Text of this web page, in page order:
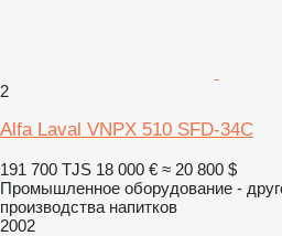
2
Alfa Laval VNPX 510 SFD-34C
191 700 TJS 18 000 € ≈ 20 800 $
Промышленное оборудование -
производства напитков
2002